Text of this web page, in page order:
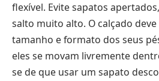
flexível. Evite sapatos
salto muito alto. O calçado
tamanho e formato dos seus
eles se movam livremente
se de que usar um sapato